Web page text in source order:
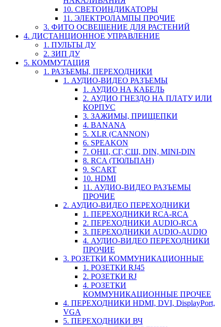
10. СВЕТОИНДИКАТОРЫ
11. ЭЛЕКТРОЛАМПЫ ПРОЧИЕ
3. ФИТО ОСВЕЩЕНИЕ ДЛЯ РАСТЕНИЙ
4. ДИСТАНЦИОННОЕ УПРАВЛЕНИЕ
1. ПУЛЬТЫ ДУ
2. ЗИП ДУ
5. КОММУТАЦИЯ
1. РАЗЪЕМЫ, ПЕРЕХОДНИКИ
1. АУДИО-ВИДЕО РАЗЪЕМЫ
1. АУДИО НА КАБЕЛЬ
2. АУДИО ГНЕЗДО НА ПЛАТУ ИЛИ
КОРПУС
3. ЗАЖИМЫ, ПРИЩЕПКИ
4. BANANA
5. XLR (CANNON)
6. SPEAKON
7. ОНЦ, СГ, СШ, DIN, MINI-DIN
8. RCA (ТЮЛЬПАН)
9. SCART
10. HDMI
11. АУДИО-ВИДЕО РАЗЪЕМЫ
ПРОЧИЕ
2. АУДИО-ВИДЕО ПЕРЕХОДНИКИ
1. ПЕРЕХОДНИКИ RCA-RCA
2. ПЕРЕХОДНИКИ AUDIO-RCA
3. ПЕРЕХОДНИКИ AUDIO-AUDIO
4. АУДИО-ВИДЕО ПЕРЕХОДНИКИ
ПРОЧИЕ
3. РОЗЕТКИ КОММУНИКАЦИОННЫЕ
1. РОЗЕТКИ RJ45
2. РОЗЕТКИ RJ
4. РОЗЕТКИ
КОММУНИКАЦИОННЫЕ ПРОЧЕЕ
4. ПЕРЕХОДНИКИ HDMI, DVI, DisplayPort,
VGA
5. ПЕРЕХОДНИКИ ВЧ